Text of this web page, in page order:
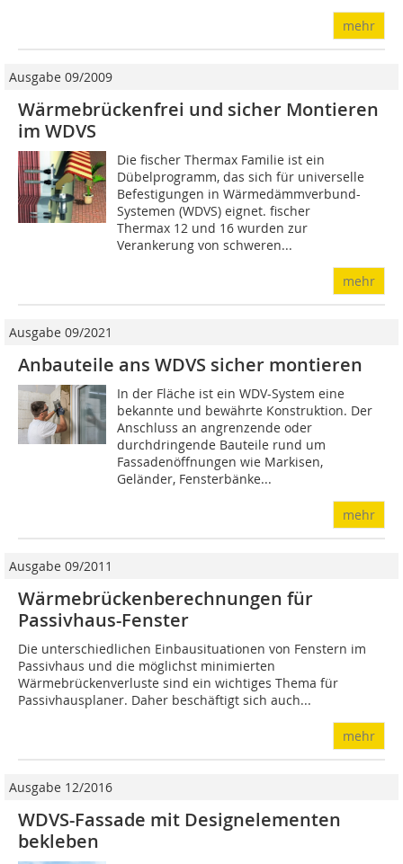
mehr
Ausgabe 09/2009
Wärmebrückenfrei und sicher Montieren
im WDVS
Die fischer Thermax Familie ist ein
Dübelprogramm, das sich für universelle
Befestigungen in Wärmedämmverbund-
Systemen (WDVS) eignet. fischer
Thermax 12 und 16 wurden zur
Verankerung von schweren...
mehr
Ausgabe 09/2021
Anbauteile ans WDVS sicher montieren
In der Fläche ist ein WDV-System eine
bekannte und bewährte Konstruktion. Der
Anschluss an angrenzende oder
durchdringende Bauteile rund um
Fassadenöffnungen wie Markisen,
Geländer, Fensterbänke...
mehr
Ausgabe 09/2011
Wärmebrückenberechnungen für
Passivhaus-Fenster
Die unterschiedlichen Einbausituationen von Fenstern im
Passivhaus und die möglichst minimierten
Wärmebrückenverluste sind ein wichtiges Thema für
Passivhausplaner. Daher beschäftigt sich auch...
mehr
Ausgabe 12/2016
WDVS-Fassade mit Designelementen
bekleben